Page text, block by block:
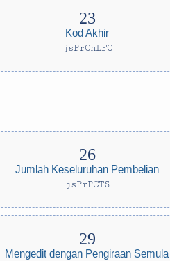
Kod Akhir
jsPrChLFC
Jumlah Keseluruhan Pembelian
jsPrPCTS
Mengedit dengan Pengiraan Semula